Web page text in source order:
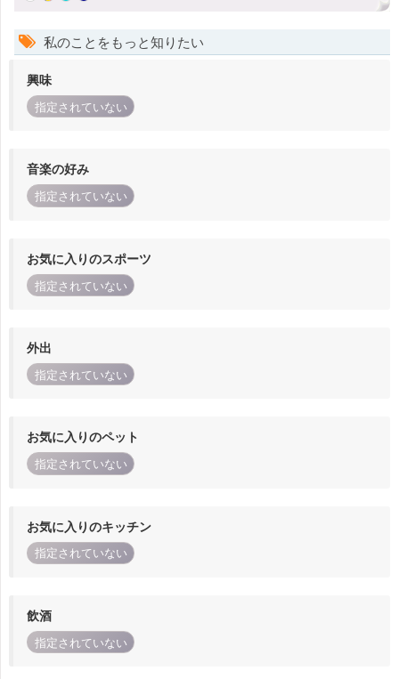
私のことをもっと知りたい
興味
指定されていない
音楽の好み
指定されていない
お気に入りのスポーツ
指定されていない
外出
指定されていない
お気に入りのペット
指定されていない
お気に入りのキッチン
指定されていない
飲酒
指定されていない